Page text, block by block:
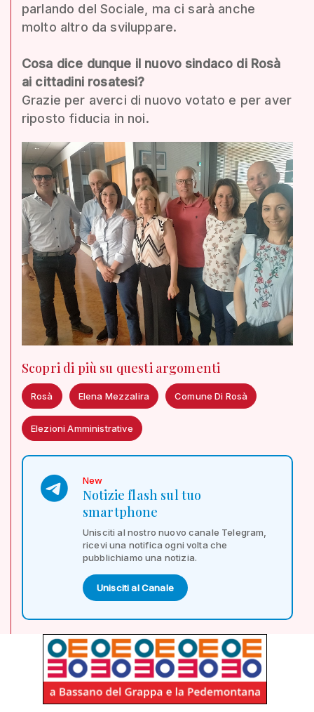
parlando del Sociale, ma ci sarà anche
molto altro da sviluppare.
Cosa dice dunque il nuovo sindaco di Rosà
ai cittadini rosatesi?
Grazie per averci di nuovo votato e per aver
riposto fiducia in noi.
Scopri di più su questi argomenti
Rosà Elena Mezzalira Comune Di Rosà
Elezioni Amministrative
New
Notizie flash sul tuo
smartphone
Unisciti al nostro nuovo canale Telegram,
ricevi una notifica ogni volta che
pubblichiamo una notizia.
Unisciti al Canale